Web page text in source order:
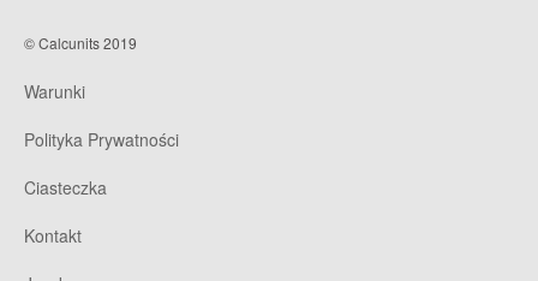
© Calcunits 2019
Warunki
Polityka Prywatności
Ciasteczka
Kontakt